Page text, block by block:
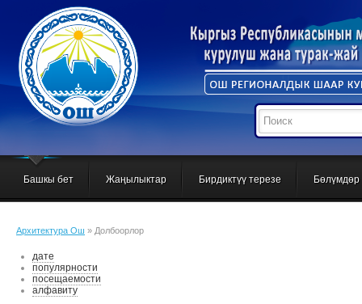
Башкы бет Жаңылыктар Бирдиктүү терезе Бөлүмдөр
Архитектура Ош » Долбоорлор
дате
популярности
посещаемости
алфавиту